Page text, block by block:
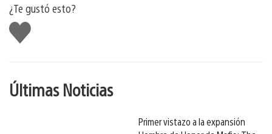
¿Te gustó esto?
Me
gusta
Últimas Noticias
Primer vistazo a la expansión